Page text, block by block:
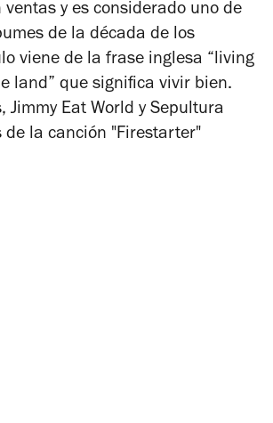
ventas y es considerado uno de
de la década de los
viene de la frase inglesa “living
land” que significa vivir bien.
Jimmy Eat World y Sepultura
de la canción "Firestarter"